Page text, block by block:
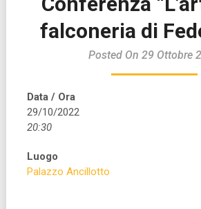
falconeria di
Posted On 29 Ottobre
Data / Ora
29/10/2022
20:30
Luogo
Palazzo Ancillotto